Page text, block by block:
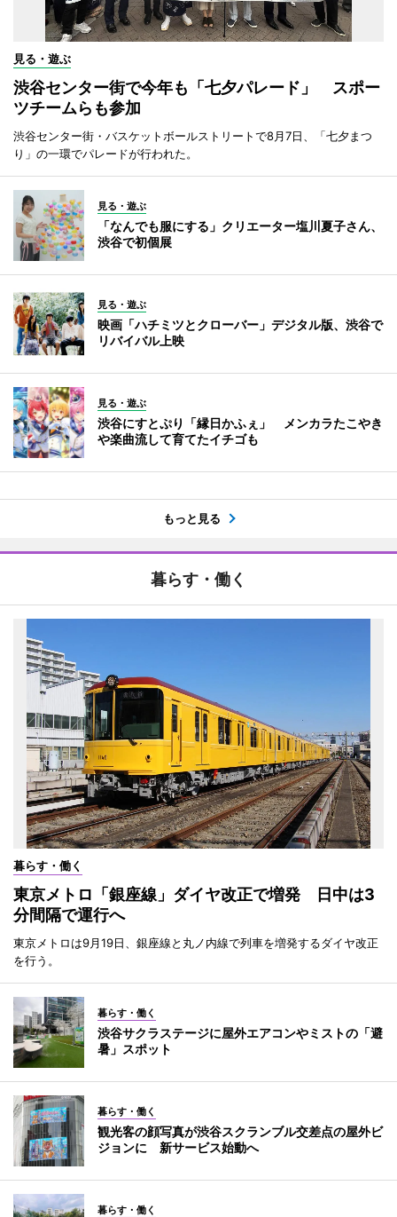
見る・遊ぶ
渋谷センター街で今年も「七夕パレード」 スポー
ツチームらも参加
渋谷センター街・バスケットボールストリートで8月7日、「七夕まつ
り」の一環でパレードが行われた。
見る・遊ぶ
「なんでも服にする」クリエーター塩川夏子さん、
渋谷で初個展
見る・遊ぶ
映画「ハチミツとクローバー」デジタル版、渋谷で
リバイバル上映
見る・遊ぶ
渋谷にすとぷり「縁日かふぇ」 メンカラたこやき
や楽曲流して育てたイチゴも
もっと見る
暮らす・働く
暮らす・働く
東京メトロ「銀座線」ダイヤ改正で増発 日中は3
分間隔で運行へ
東京メトロは9月19日、銀座線と丸ノ内線で列車を増発するダイヤ改正
を行う。
暮らす・働く
渋谷サクラステージに屋外エアコンやミストの「避
暑」スポット
暮らす・働く
観光客の顔写真が渋谷スクランブル交差点の屋外ビ
ジョンに 新サービス始動へ
暮らす・働く